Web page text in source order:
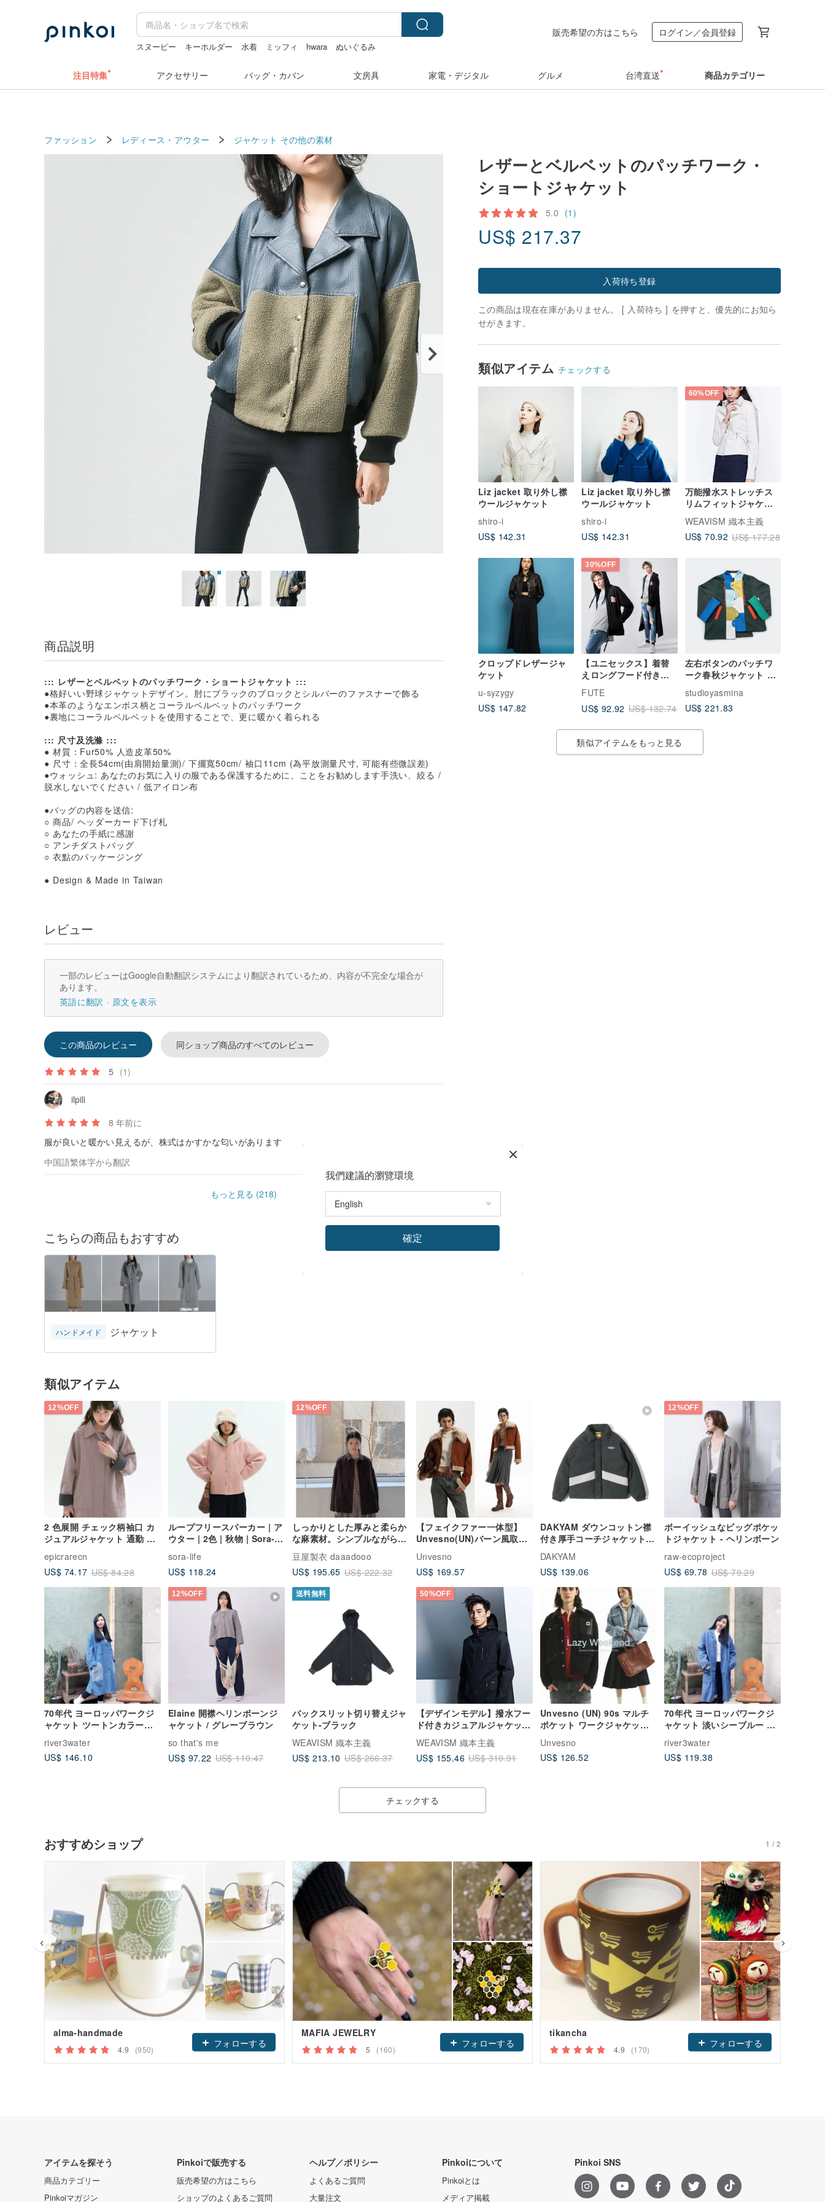
スヌーピー キーホルダー 水着 ミッフィ hwara
ぬいぐるみ
販売希望の方はこちら ログイン／会員登録
注目特集 アクセサリー バッグ・カバン 文房具 家電・デジタル グルメ 台湾直送 商品カテゴリー
ファッション レディース・アウター ジャケット その他の素材
レザーとベルベットのパッチワーク・
ショートジャケット
5.0 (1)
US$ 217.37
入荷待ち登録
この商品は現在在庫がありません。 [ 入荷待ち ] を押すと、優先的にお知ら
せがきます。
類似アイテム チェックする
Liz jacket 取り外し襟
ウールジャケット
shiro-i
US$ 142.31
Liz jacket 取り外し襟
ウールジャケット
shiro-i
US$ 142.31
60%OFF
万能撥水ストレッチス
リムフィットジャケッ
ト - カーキ
WEAVISM 織本主義
US$ 70.92 US$ 177.28
クロップドレザージャ
ケット
u-syzygy
US$ 147.82
30%OFF
【ユニセックス】着替
えロングフード付きジ
ャケット/ブラック
FUTE
US$ 92.92 US$ 132.74
左右ボタンのパッチワ
ーク春秋ジャケット –
ダークグリーン ショー
ト丈
studioyasmina
US$ 221.83
類似アイテムをもっと見る
商品説明
::: レザーとベルベットのパッチワーク・ショートジャケット :::
●格好いい野球ジャケットデザイン。肘にブラックのブロックとシルバーのファスナーで飾る
●本革のようなエンボス柄とコーラルベルベットのパッチワーク
●裏地にコーラルベルベットを使用することで、更に暖かく着られる
::: 尺寸及洗滌 :::
● 材質：Fur50% 人造皮革50%
● 尺寸：全長54cm(由肩開始量測)/ 下擺寬50cm/ 袖口11cm (為平放測量尺寸, 可能有些微誤差)
●ウォッシュ: あなたのお気に入りの服である保護するために、ことをお勧めします手洗い、絞る /
脱水しないでください / 低アイロン布
●バッグの内容を送信:
○ 商品/ ヘッダーカード下げ札
○ あなたの手紙に感謝
○ アンチダストバッグ
○ 衣點のパッケージング
● Design & Made in Taiwan
レビュー
一部のレビューはGoogle自動翻訳システムにより翻訳されているため、内容が不完全な場合が
あります。
英語に翻訳
原文を表示
この商品のレビュー 同ショップ商品のすべてのレビュー
5 (1)
ilpili
8 年前に
服が良いと暖かい見えるが、株式はかすかな匂いがあります
中国語繁体字から翻訳
もっと見る (218)
こちらの商品もおすすめ
ハンドメイド ジャケット
類似アイテム
12%OFF
2 色展開 チェック柄袖口 カ
ジュアルジャケット 通勤 シ
トップス
epicrarecn
US$ 74.17 US$ 84.28
ループフリースパーカー | ア
ウター | 2色 | 秋物 | Sora-
sora-life
US$ 118.24
12%OFF
しっかりとした厚みと柔らか
な麻素材。シンプルながらも
存在感を放つブラウンの万能
ジャケット。
豆屋製衣 daaadooo
US$ 195.65 US$ 222.32
【フェイクファー一体型】
Unvesno(UN)バーン風取り
ョートジャケット 中綿入り
ジャケット
Unvesno
US$ 169.57
DAKYAM ダウンコットン襟
付き厚手コーチジャケット
配色デザイン カジュアル中
綿アウター
DAKYAM
US$ 139.06
12%OFF
ボーイッシュなビッグポケッ
トジャケット - ヘリンボーン
raw-ecoproject
US$ 69.78 US$ 79.29
70年代 ヨーロッパワークジ
ャケット ツートンカラーの
トン ロング丈 ワークジャケ
ット
river3water
US$ 146.10
12%OFF
Elaine 開襟ヘリンボーンジ
ャケット / グレーブラウン
so that's me
US$ 97.22 US$ 110.47
送料無料
バックスリット切り替えジャ
ケット-ブラック
WEAVISM 織本主義
US$ 213.10 US$ 266.37
50%OFF
【デザインモデル】撥水フー
ド付きカジュアルジャケット
WEAVISM 織本主義
US$ 155.46 US$ 310.91
Unvesno (UN) 90s マルチ
ポケット ワークジャケット
カジュアルジャケット アウ
ター
Unvesno
US$ 126.52
70年代 ヨーロッパワークジ
ャケット 淡いシーブルー ヨ
ワークジャケット
river3water
US$ 119.38
チェックする
おすすめショップ 1 / 2
alma-handmade
4.9 (950)
フォローする
MAFIA JEWELRY
5 (160)
フォローする
tikancha
4.9 (170)
フォローする
アイテムを探そう
商品カテゴリー
Pinkoiマガジン
Pinkoiで販売する
販売希望の方はこちら
ショップのよくあるご質問
ヘルプ／ポリシー
よくあるご質問
大量注文
Pinkoiについて
Pinkoiとは
メディア掲載
Pinkoi SNS
我們建議的瀏覽環境
確定